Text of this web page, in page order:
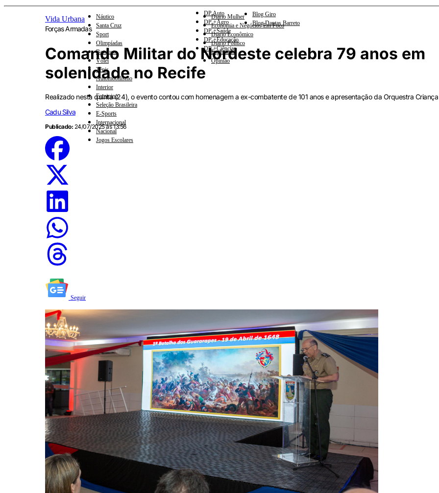
Náutico
Santa Cruz
Sport
Olimpíadas
Basquete
Vôlei
Tênis
Automobilismo
Interior
Feminino
Seleção Brasileira
E-Sports
Internacional
Nacional
Jogos Escolares
DP Auto
DP +Agro
DP +Saúde
DP +Educação
DP +Ciências
Diario Mulher
Economia e Negócios Em Foco
Diario Econômico
Diario Político
Esplanada
Opinião
Blog Giro
Blog Dantas Barreto
Vida Urbana
Forças Armadas
Comando Militar do Nordeste celebra 79 anos em
solenidade no Recife
Realizado nesta quinta (24), o evento contou com homenagem a ex-combatente de 101 anos e apresentação da Orquestra
Cadu Silva
Publicado: 24/07/2025 às 13:56
Seguir